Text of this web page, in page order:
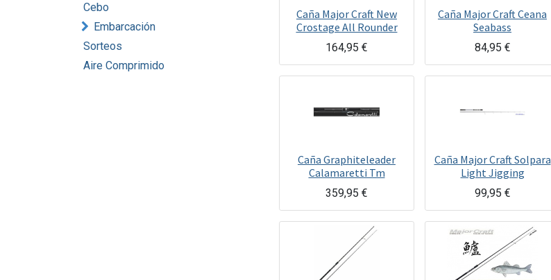
Cebo
Embarcación
Sorteos
Aire Comprimido
Caña Major Craft New
Crostage All Rounder
164,95 €
Caña Major Craft Ceana
Seabass
84,95 €
Caña Graphiteleader
Calamaretti Tm
359,95 €
Caña Major Craft Solpara
Light Jigging
99,95 €